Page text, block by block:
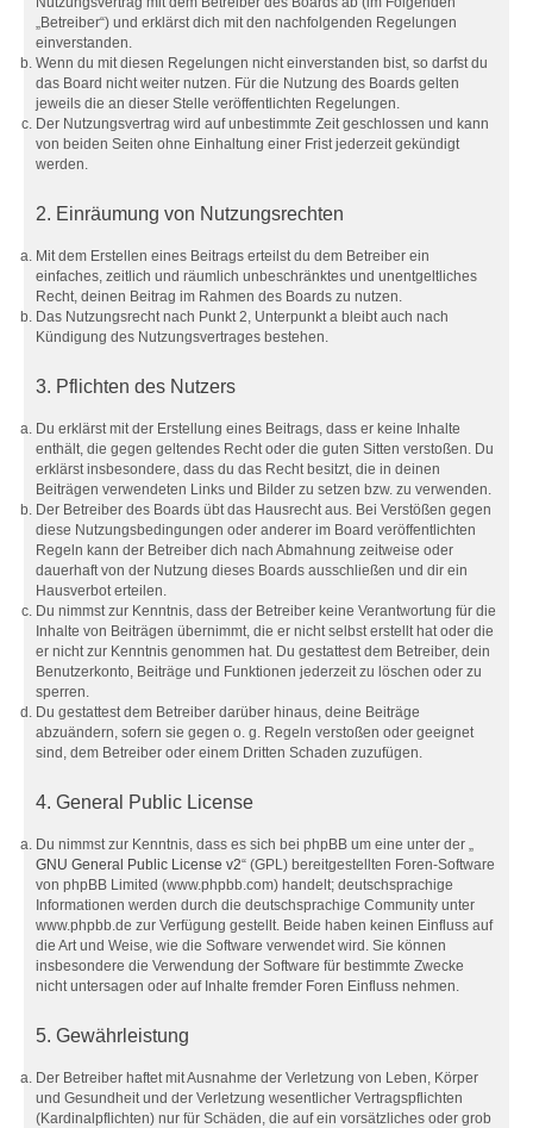
„Betreiber“) und erklärst dich mit den nachfolgenden Regelungen
einverstanden.
Wenn du mit diesen Regelungen nicht einverstanden bist, so darfst du
das Board nicht weiter nutzen. Für die Nutzung des Boards gelten
jeweils die an dieser Stelle veröffentlichten Regelungen.
Der Nutzungsvertrag wird auf unbestimmte Zeit geschlossen und kann
von beiden Seiten ohne Einhaltung einer Frist jederzeit gekündigt
werden.
2. Einräumung von Nutzungsrechten
Mit dem Erstellen eines Beitrags erteilst du dem Betreiber ein
einfaches, zeitlich und räumlich unbeschränktes und unentgeltliches
Recht, deinen Beitrag im Rahmen des Boards zu nutzen.
Das Nutzungsrecht nach Punkt 2, Unterpunkt a bleibt auch nach
Kündigung des Nutzungsvertrages bestehen.
3. Pflichten des Nutzers
Du erklärst mit der Erstellung eines Beitrags, dass er keine Inhalte
enthält, die gegen geltendes Recht oder die guten Sitten verstoßen. Du
erklärst insbesondere, dass du das Recht besitzt, die in deinen
Beiträgen verwendeten Links und Bilder zu setzen bzw. zu verwenden.
Der Betreiber des Boards übt das Hausrecht aus. Bei Verstößen gegen
diese Nutzungsbedingungen oder anderer im Board veröffentlichten
Regeln kann der Betreiber dich nach Abmahnung zeitweise oder
dauerhaft von der Nutzung dieses Boards ausschließen und dir ein
Hausverbot erteilen.
Du nimmst zur Kenntnis, dass der Betreiber keine Verantwortung für die
Inhalte von Beiträgen übernimmt, die er nicht selbst erstellt hat oder die
er nicht zur Kenntnis genommen hat. Du gestattest dem Betreiber, dein
Benutzerkonto, Beiträge und Funktionen jederzeit zu löschen oder zu
sperren.
Du gestattest dem Betreiber darüber hinaus, deine Beiträge
abzuändern, sofern sie gegen o. g. Regeln verstoßen oder geeignet
sind, dem Betreiber oder einem Dritten Schaden zuzufügen.
4. General Public License
Du nimmst zur Kenntnis, dass es sich bei phpBB um eine unter der „
GNU General Public License v2“ (GPL) bereitgestellten Foren-Software
von phpBB Limited (www.phpbb.com) handelt; deutschsprachige
Informationen werden durch die deutschsprachige Community unter
www.phpbb.de zur Verfügung gestellt. Beide haben keinen Einfluss auf
die Art und Weise, wie die Software verwendet wird. Sie können
insbesondere die Verwendung der Software für bestimmte Zwecke
nicht untersagen oder auf Inhalte fremder Foren Einfluss nehmen.
5. Gewährleistung
Der Betreiber haftet mit Ausnahme der Verletzung von Leben, Körper
und Gesundheit und der Verletzung wesentlicher Vertragspflichten
(Kardinalpflichten) nur für Schäden, die auf ein vorsätzliches oder grob